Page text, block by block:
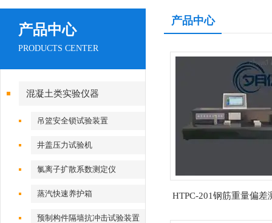
产品中心
PRODUCTS CENTER
混凝土类实验仪器
吊篮安全锁试验装置
井盖压力试验机
氯离子扩散系数测定仪
蒸汽快速养护箱
预制构件隔墙抗冲击试验装置
产品中心
HTPC-201钢筋重量偏差